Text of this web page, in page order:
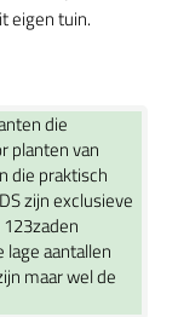
eigen tuin.
die
planten van
die praktisch
zijn exclusieve
aantallen
maar wel de